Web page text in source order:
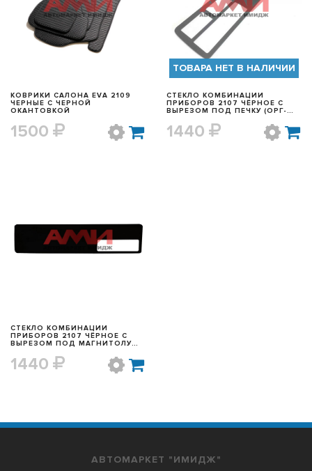
БЫСТРЫЙ ПРОСМОТР
КОВРИКИ САЛОНА EVA 2109
ЧЕРНЫЕ С ЧЕРНОЙ
ОКАНТОВКОЙ
1500
БЫСТРЫЙ ПРОСМОТР
ТОВАРА НЕТ В НАЛИЧИИ
СТЕКЛО КОМБИНАЦИИ
ПРИБОРОВ 2107 ЧЁРНОЕ С
ВЫРЕЗОМ ПОД ПЕЧКУ (ОРГ-
1440
БЫСТРЫЙ ПРОСМОТР
СТЕКЛО КОМБИНАЦИИ
ПРИБОРОВ 2107 ЧЁРНОЕ С
ВЫРЕЗОМ ПОД МАГНИТОЛУ
1440
АВТОМАРКЕТ "ИМИДЖ"